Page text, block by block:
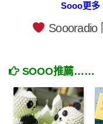
Sooo更多
Soooradio
SOOO推薦……